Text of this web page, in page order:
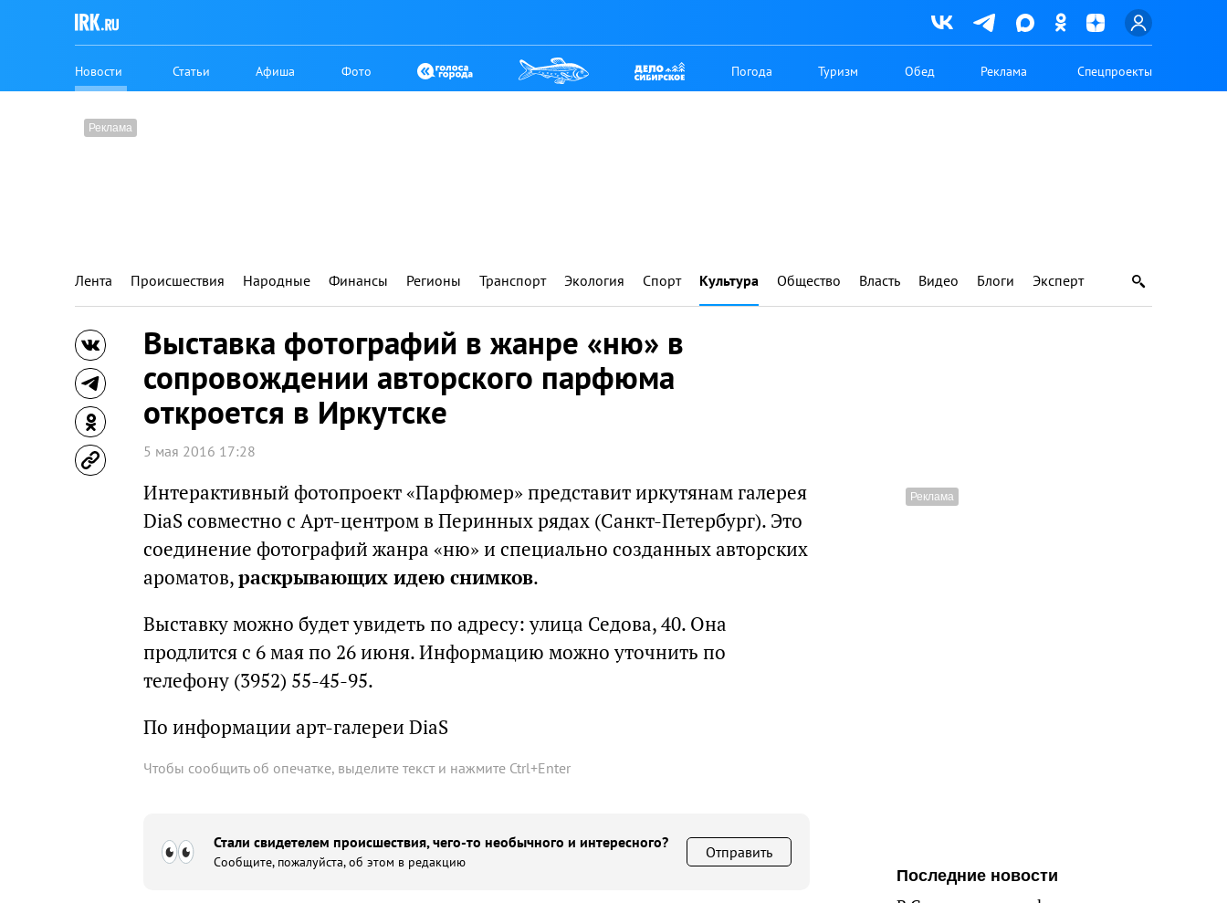
Новости Статьи Афиша Фото Погода Туризм Обед Реклама Спецпроекты
Лента Происшествия Народные Финансы Регионы Транспорт Экология Спорт Культура Общество Власть Видео Блоги Эксперт
Выставка фотографий в жанре «ню» в
сопровождении авторского парфюма
откроется в Иркутске
5 мая 2016 17:28
Интерактивный фотопроект «Парфюмер» представит иркутянам галерея
DiaS совместно с Арт-центром в Перинных рядах (Санкт-Петербург). Это
соединение фотографий жанра «ню» и специально созданных авторских
ароматов,раскрывающих идею снимков.
Выставку можно будет увидеть по адресу: улица Седова, 40. Она
продлится с 6 мая по 26 июня. Информацию можно уточнить по
телефону (3952) 55-45-95.
По информации арт-галереи DiaS
Чтобы сообщить об опечатке, выделите текст и нажмите Ctrl+Enter
Стали свидетелем происшествия, чего-то необычного и интересного?
Сообщите, пожалуйста, об этом в редакцию
Отправить
Последние новости